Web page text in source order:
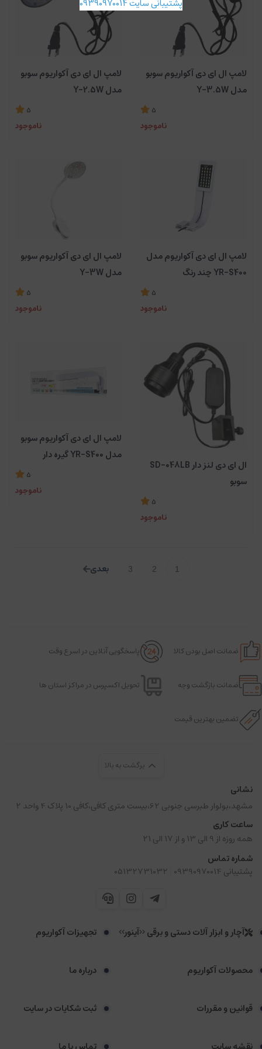
لامپ ال ای دی آکواریوم سوبو
مدل Y-3.5W
5
ناموجود
لامپ ال ای دی آکواریوم سوبو
مدل Y-2.5W
5
ناموجود
لامپ ال ای دی آکواریوم مدل
YR-S400 چند رنگ
5
ناموجود
لامپ ال ای دی آکواریوم سوبو
مدل Y-3W
5
ناموجود
ال ای دی لنز دار SD-048LB
سوبو
5
ناموجود
لامپ ال ای دی آکواریوم سوبو
مدل YR-S400 گیره دار
5
ناموجود
1
2
3
ضمانت اصل بودن کالا پاسخگویی آنلاین در اسرع وقت
ضمانت بازگشت وجه تحویل اکسپرس در مراکز استان ها
تضمین بهترین قیمت
برگشت به بالا
نشانی
مشهد،بولوار طبرسی جنوبی 62،بیست متری کافی،کافی 10 پلاک 4 واحد 2
ساعت کاری
همه روزه از 9 الی 13 و از 17 الی 21
شماره تماس
پشتیبانی 09390970014
05132731032
آچار و ابزار آلات دستی و برقی <<آینور>> تجهیزات آکواریوم
محصولات آکواریوم درباره ما
قوانین و مقررات ثبت شکایات در سایت
پشتیبانی سایت 09390970014